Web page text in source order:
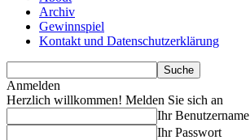
Archiv
Gewinnspiel
Kontakt und Datenschutzerklärung
Anmelden
Herzlich willkommen! Melden Sie sich an
Ihr Benutzername
Ihr Passwort